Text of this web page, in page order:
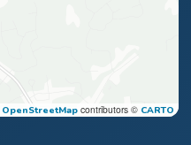
OpenStreetMap contributors © CARTO